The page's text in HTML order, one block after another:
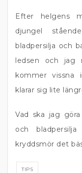
Efter helgens
djungel
bladpersilja och
ledsen och jag
kommer vissna
klarar sig lite
Vad ska jag
och
kryddsmör det
TIPS